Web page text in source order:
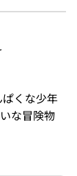
くな少年
な冒険物